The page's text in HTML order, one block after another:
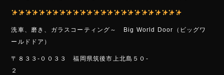
洗車、磨き、ガラスコーティング～ Big World Door（ビッグワ
ールドドア）
〒８３３-００３３ 福岡県筑後市上北島５０-
２